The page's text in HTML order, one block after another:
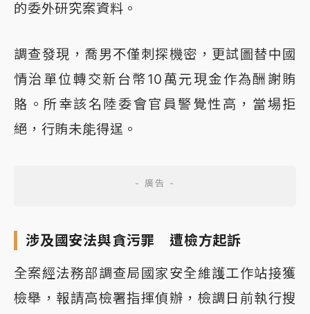
的委外研究案資料。
調查發現，喬男不僅刺探機密，更試圖替中國
情治單位轉交新台幣10萬元現金作為酬謝賄
賂。所幸該名陸委會官員警覺性高，當場拒
絕，行賄未能得逞。
涉及國安法與貪污罪 遭檢方起訴
全案經法務部調查局國家安全維護工作站接獲
檢舉，報請高檢署指揮偵辦，檢調日前執行搜